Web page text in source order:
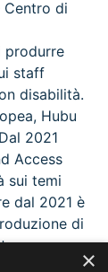
Centro di
produrre
staff
disabilità.
Hubu
2021
Access
sui temi
dal 2021 è
di
per
×